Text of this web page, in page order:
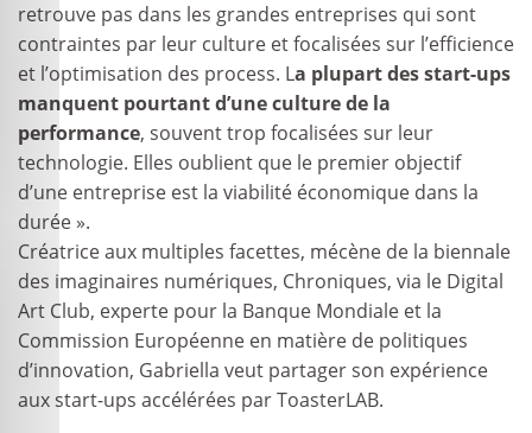
retrouve pas dans les grandes entreprises qui sont
contraintes par leur culture et focalisées sur l’efficience
et l’optimisation des process. La plupart des start-ups
manquent pourtant d’une culture de la
performance, souvent trop focalisées sur leur
technologie. Elles oublient que le premier objectif
d’une entreprise est la viabilité économique dans la
durée ».
Créatrice aux multiples facettes, mécène de la biennale
des imaginaires numériques, Chroniques, via le Digital
Art Club, experte pour la Banque Mondiale et la
Commission Européenne en matière de politiques
d’innovation, Gabriella veut partager son expérience
aux start-ups accélérées par ToasterLAB.